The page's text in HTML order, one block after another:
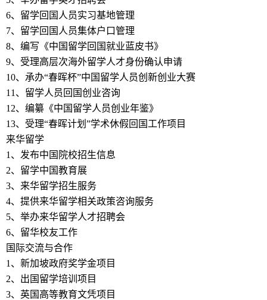
6、留学回国人员实习基地管理
7、留学回国人员集体户口管理
8、编写《中国留学回国就业蓝皮书》
9、受理高层次海外留学人才身份确认申请
10、承办“春晖杯”中国留学人员创新创业大赛
11、留学人员回国创业咨询
12、编纂《中国留学人员创业年鉴》
13、受理“春晖计划”学术休假回国工作项目
来华留学
1、发布中国院校招生信息
2、留学中国教育展
3、来华留学招生服务
4、提供来华留学相关政策咨询服务
5、举办来华留学人才招聘会
6、留华校友工作
国际交流与合作
1、新加坡政府奖学金项目
2、出国留学培训项目
3、英国高等教育文凭项目